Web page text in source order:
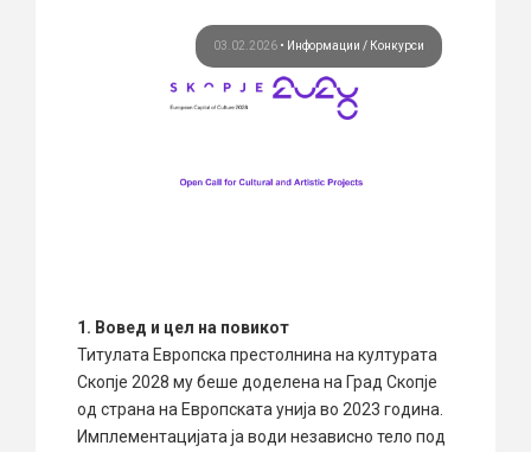
03.02.2026 • Информации Конкурси
1. Вовед и цел на повикот
Титулата Европска престолнина на културата
Скопје 2028 му беше доделена на Град Скопје
од страна на Европската унија во 2023 година.
Имплементацијата ја води независно тело под